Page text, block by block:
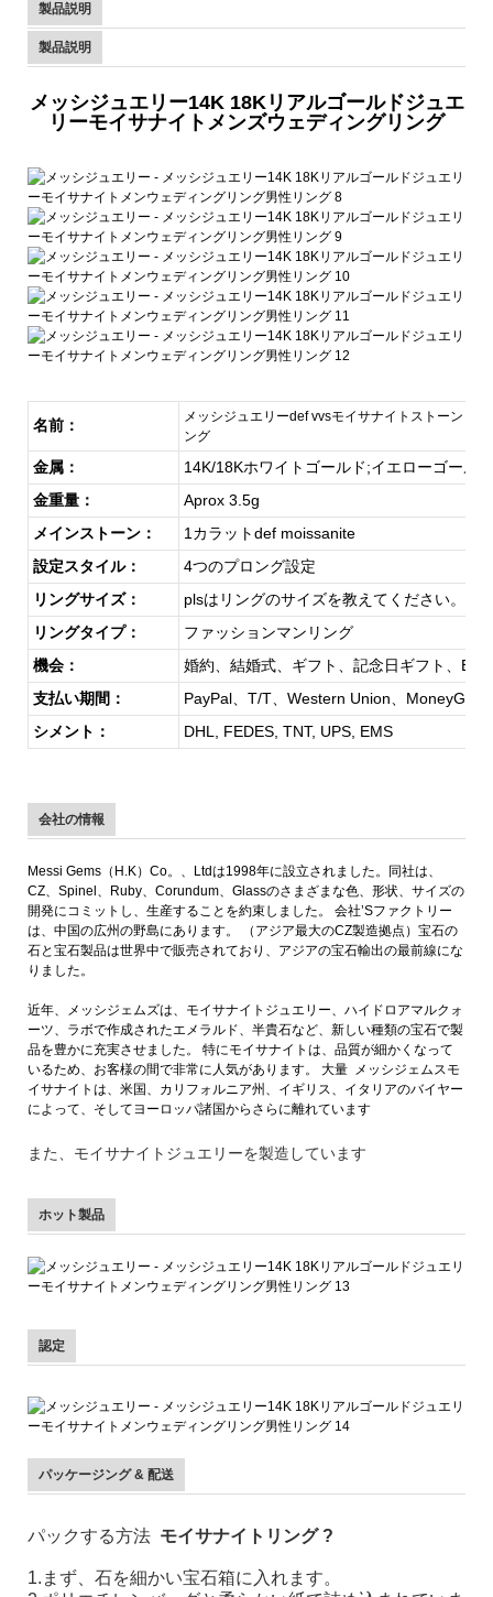
製品説明
製品説明
メッシジュエリー14K 18Kリアルゴールドジュエ
リーモイサナイトメンズウェディングリング
名前：
メッシジュエリーdef vvsモイサナイトストーンリ
ング
金属：
14K/18Kホワイトゴールド;イエローゴール
金重量：
Aprox 3.5g
メインストーン：
1カラットdef moissanite
設定スタイル：
4つのプロング設定
リングサイズ：
plsはリングのサイズを教えてください。
リングタイプ：
ファッションマンリング
機会：
婚約、結婚式、ギフト、記念日ギフト、
支払い期間：
PayPal、T/T、Western Union、MoneyGram
シメント：
DHL, FEDES, TNT, UPS, EMS
会社の情報
Messi Gems（H.K）Co。、Ltdは1998年に設立されました。同社は、
CZ、Spinel、Ruby、Corundum、Glassのさまざまな色、形状、サイズの
開発にコミットし、生産することを約束しました。 会社’Sファクトリー
は、中国の広州の野島にあります。 （アジア最大のCZ製造拠点）宝石の
石と宝石製品は世界中で販売されており、アジアの宝石輸出の最前線にな
りました。
近年、メッシジェムズは、モイサナイトジュエリー、ハイドロアマルクォ
ーツ、ラボで作成されたエメラルド、半貴石など、新しい種類の宝石で製
品を豊かに充実させました。 特にモイサナイトは、品質が細かくなって
いるため、お客様の間で非常に人気があります。 大量 メッシジェムスモ
イサナイトは、米国、カリフォルニア州、イギリス、イタリアのバイヤー
によって、そしてヨーロッパ諸国からさらに離れています
また、モイサナイトジュエリーを製造しています
ホット製品
認定
パッケージング & 配送
パックする方法 モイサナイトリング ?
1.まず、石を細かい宝石箱に入れます。